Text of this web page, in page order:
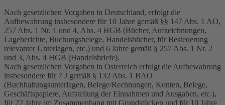
Nach gesetzlichen Vorgaben in Deutschland, erfolgt die
Aufbewahrung insbesondere für 10 Jahre gemäß §§ 147 Abs. 1 AO,
257 Abs. 1 Nr. 1 und 4, Abs. 4 HGB (Bücher, Aufzeichnungen,
Lageberichte, Buchungsbelege, Handelsbücher, für Besteuerung
relevanter Unterlagen, etc.) und 6 Jahre gemäß § 257 Abs. 1 Nr. 2
und 3, Abs. 4 HGB (Handelsbriefe).
Nach gesetzlichen Vorgaben in Österreich erfolgt die Aufbewahrung
insbesondere für 7 J gemäß § 132 Abs. 1 BAO
(Buchhaltungsunterlagen, Belege/Rechnungen, Konten, Belege,
Geschäftspapiere, Aufstellung der Einnahmen und Ausgaben, etc.),
für 22 Jahre im Zusammenhang mit Grundstücken und für 10 Jahre